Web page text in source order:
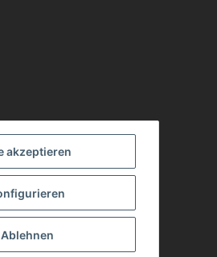
akzeptieren
Ablehnen